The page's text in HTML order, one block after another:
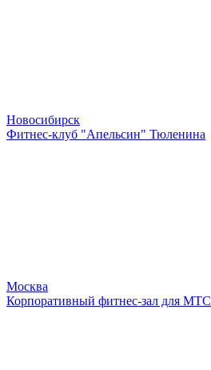
Новосибирск
Фитнес-клуб "Апельсин" Тюленина
Москва
Корпоративный фитнес-зал для МТС